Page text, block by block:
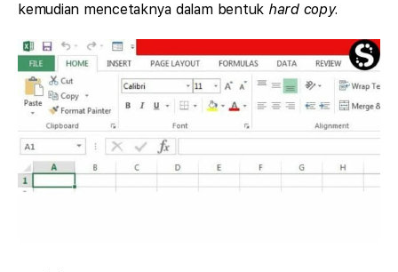
kemudian mencetaknya dalam bentuk hard copy.